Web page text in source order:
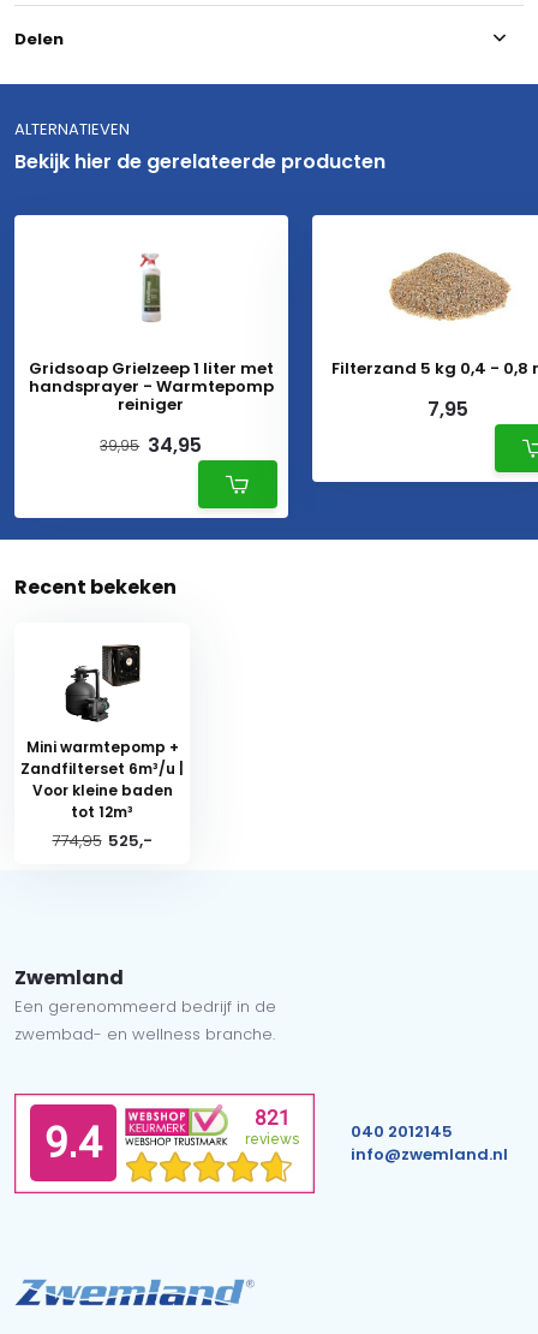
Delen
ALTERNATIEVEN
Bekijk hier de gerelateerde producten
Gridsoap Grielzeep 1 liter met
handsprayer - Warmtepomp
reiniger
39,95 34,95
Filterzand 5 kg 0,4 - 0,8
7,95
Recent bekeken
Mini warmtepomp +
Zandfilterset 6m³/u |
Voor kleine baden
tot 12m³
774,95 525,-
Zwemland
Een gerenommeerd bedrijf in de
zwembad- en wellness branche.
040 2012145
info@zwemland.nl